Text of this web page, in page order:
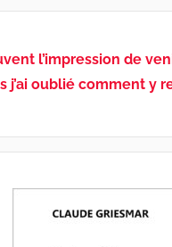
l’impression de
j’ai oublié comment y